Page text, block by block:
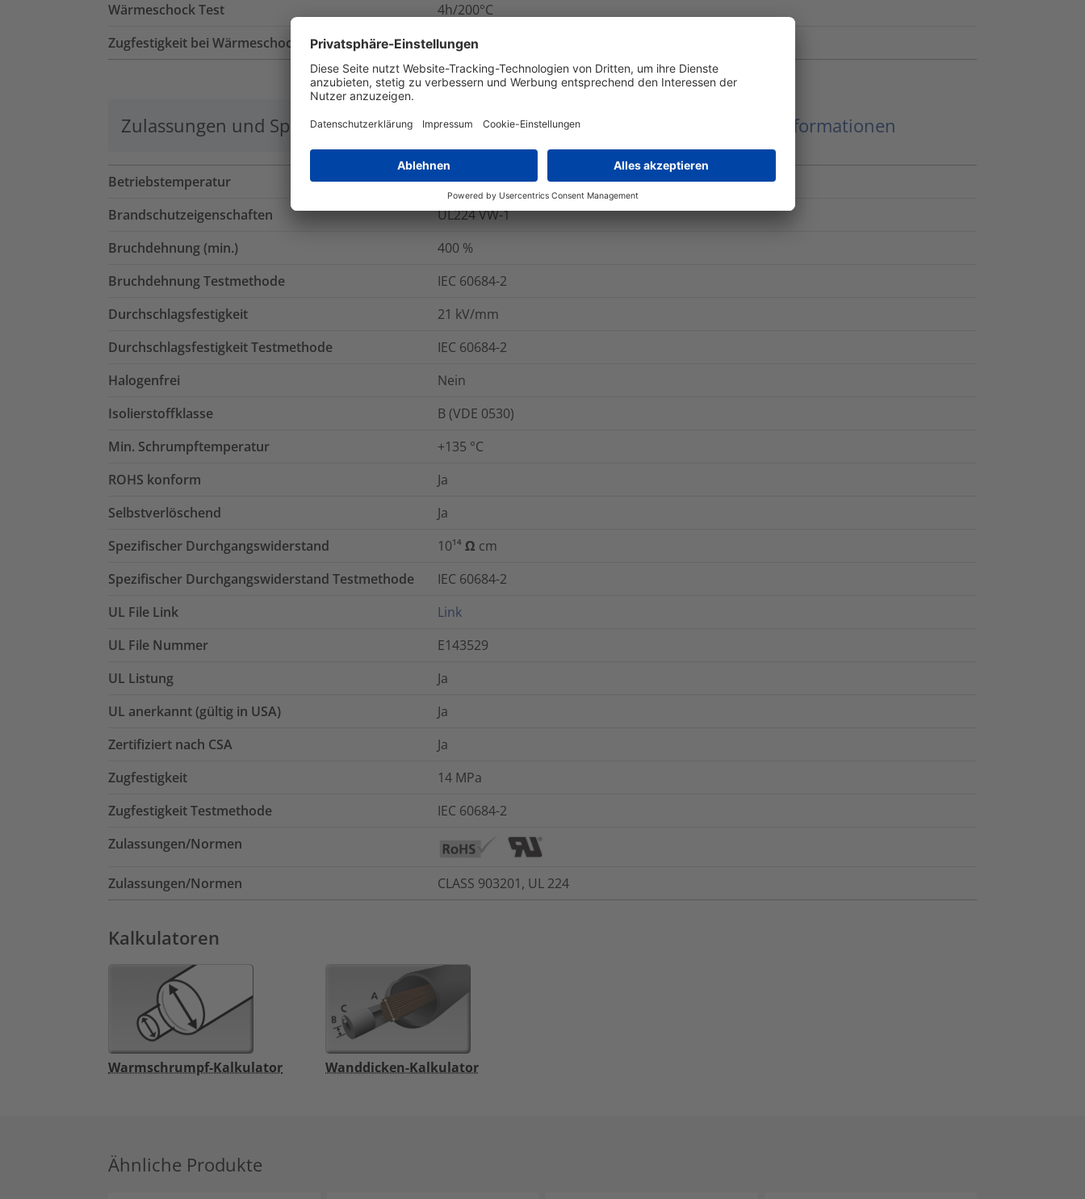
Wärmeschock Test
4h/200°C
Zugfestigkeit bei Wärmeschock
13MPa
Zulassungen und Spezifikationen Logistik und Verpackungsdaten Weitere Informationen
Betriebstemperatur
-55 °C bis +135 °C
Brandschutzeigenschaften
UL224 VW-1
Bruchdehnung (min.)
400 %
Bruchdehnung Testmethode
IEC 60684-2
Durchschlagsfestigkeit
21 kV/mm
Durchschlagsfestigkeit Testmethode
IEC 60684-2
Halogenfrei
Nein
Isolierstoffklasse
B (VDE 0530)
Min. Schrumpftemperatur
+135 °C
ROHS konform
Ja
Selbstverlöschend
Ja
Spezifischer Durchgangswiderstand
10¹⁴ Ω cm
Spezifischer Durchgangswiderstand Testmethode
IEC 60684-2
UL File Link
Link
UL File Nummer
E143529
UL Listung
Ja
UL anerkannt (gültig in USA)
Ja
Zertifiziert nach CSA
Ja
Zugfestigkeit
14 MPa
Zugfestigkeit Testmethode
IEC 60684-2
Zulassungen/Normen
Zulassungen/Normen CLASS 903201, UL 224
Kalkulatoren
Warmschrumpf-Kalkulator Wanddicken-Kalkulator
Ähnliche Produkte